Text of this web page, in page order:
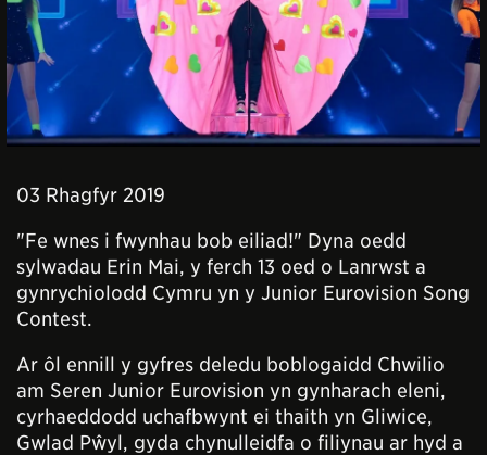
03 Rhagfyr 2019
"Fe wnes i fwynhau bob eiliad!" Dyna oedd
sylwadau Erin Mai, y ferch 13 oed o Lanrwst a
gynrychiolodd Cymru yn y Junior Eurovision Song
Contest.
Ar ôl ennill y gyfres deledu boblogaidd Chwilio
am Seren Junior Eurovision yn gynharach eleni,
cyrhaeddodd uchafbwynt ei thaith yn Gliwice,
Gwlad Pŵyl, gyda chynulleidfa o filiynau ar hyd a